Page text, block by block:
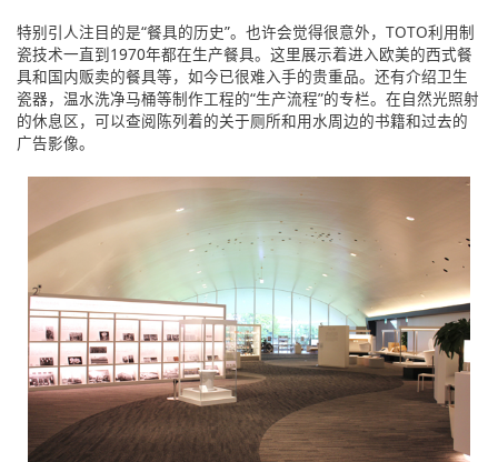
特别引人注目的是“餐具的历史”。也许会觉得很意外，TOTO利用制
瓷技术一直到1970年都在生产餐具。这里展示着进入欧美的西式餐
具和国内贩卖的餐具等，如今已很难入手的贵重品。还有介绍卫生
瓷器，温水洗净马桶等制作工程的“生产流程”的专栏。在自然光照射
的休息区，可以查阅陈列着的关于厕所和用水周边的书籍和过去的
广告影像。